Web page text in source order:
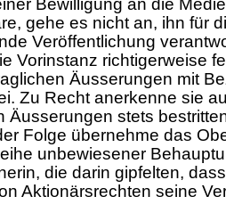
Bewilligung an die
gehe es nicht an, ihn für
Veröffentlichung
Vorinstanz richtigerweise
Äusserungen mit
Zu Recht anerkenne sie
Äusserungen stets
Folge übernehme das
unbewiesener
die darin gipfelten,
Aktionärsrechten seine